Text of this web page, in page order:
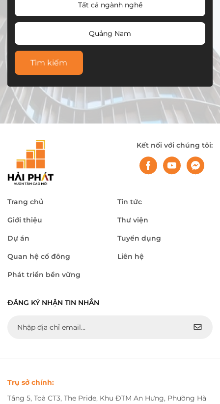
Tất cả ngành nghề
Quảng Nam
Tìm kiếm
Kết nối với chúng tôi:
Trang chủ
Giới thiệu
Dự án
Quan hệ cổ đông
Phát triển bền vững
Tin tức
Thư viện
Tuyển dụng
Liên hệ
ĐĂNG KÝ NHẬN TIN NHẮN
Trụ sở chính:
Tầng 5, Toà CT3, The Pride, Khu ĐTM An Hưng, Phường Hà